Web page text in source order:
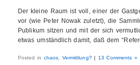
Der kleine Raum ist voll, einer der
vor (wie Peter Nowak zuletzt), die
Publikum sitzen und mit der sich
etwas umständlich damit, daß dem
Posted in chaos Vermittlung? | 13 Comments »